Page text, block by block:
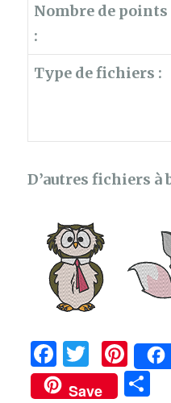
Nombre de points
:
Type de fichiers :
D’autres fichiers à
F
a
T
w
Pi
n
Save